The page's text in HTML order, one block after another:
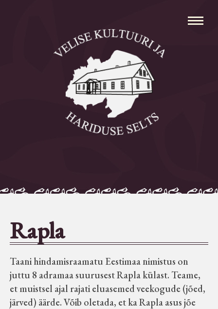
Avaleht
Aleksei Parnabas
Sillaotsa Talumuuseum
Seltsid-ühingud
Aiandus
Tuletõrje
Rapla
Taani hindamisraamatu Eestimaa nimistus on
juttu 8 adramaa suurusest Rapla külast. Teame,
et muistsel ajal rajati eluasemed veekogude (jõed,
järved) äärde. Võib oletada, et ka Rapla asus jõe